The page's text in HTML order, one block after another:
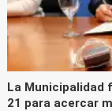
La Municipalidad
21 para acercar